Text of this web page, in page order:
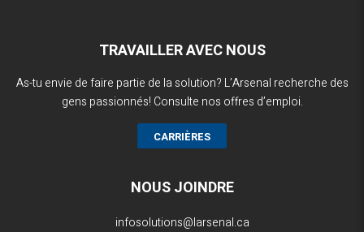
TRAVAILLER AVEC NOUS
As-tu envie de faire partie de la solution? L’Arsenal recherche des
gens passionnés! Consulte nos offres d’emploi.
CARRIÈRES
NOUS JOINDRE
infosolutions@larsenal.ca